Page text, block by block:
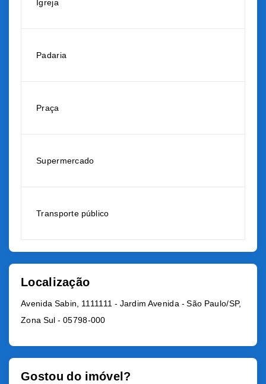
Igreja
Padaria
Praça
Supermercado
Transporte público
Localização
Avenida Sabin, 1111111 - Jardim Avenida - São Paulo/SP,
Zona Sul - 05798-000
Gostou do imóvel?